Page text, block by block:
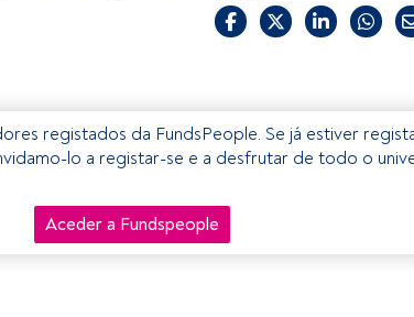
registados da FundsPeople. Se já estiver
lo a registar-se e a desfrutar de todo o
Aceder a Fundspeople